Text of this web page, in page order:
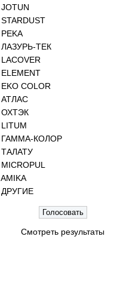
JOTUN
STARDUST
PEKA
ЛАЗУРЬ-ТЕК
LACOVER
ELEMENT
EKO COLOR
АТЛАС
ОХТЭК
LITUM
ГАММА-КОЛОР
ТАЛАТУ
MICROPUL
AMIKA
ДРУГИЕ
Смотреть результаты